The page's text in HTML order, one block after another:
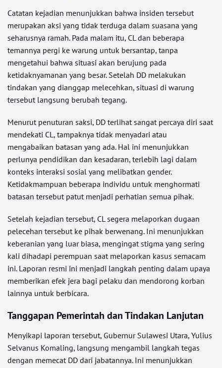
Catatan kejadian menunjukkan bahwa insiden tersebut
merupakan aksi yang tidak terduga dalam suasana yang
seharusnya ramah. Pada malam itu, CL dan beberapa
temannya pergi ke warung untuk bersantap, tanpa
mengetahui bahwa situasi akan berujung pada
ketidaknyamanan yang besar. Setelah DD melakukan
tindakan yang dianggap melecehkan, situasi di warung
tersebut langsung berubah tegang.
Menurut penuturan saksi, DD terlihat sangat percaya diri saat
mendekati CL, tampaknya tidak menyadari atau
mengabaikan batasan yang ada. Hal ini menunjukkan
perlunya pendidikan dan kesadaran, terlebih lagi dalam
konteks interaksi sosial yang melibatkan gender.
Ketidakmampuan beberapa individu untuk menghormati
batasan tersebut patut menjadi perhatian semua pihak.
Setelah kejadian tersebut, CL segera melaporkan dugaan
pelecehan tersebut ke pihak berwenang. Ini menunjukkan
keberanian yang luar biasa, mengingat stigma yang sering
kali dihadapi perempuan saat melaporkan kasus semacam
ini. Laporan resmi ini menjadi langkah penting dalam upaya
memberikan efek jera bagi pelaku dan mendorong korban
lainnya untuk berbicara.
Tanggapan Pemerintah dan Tindakan Lanjutan
Menyikapi laporan tersebut, Gubernur Sulawesi Utara, Yulius
Selvanus Komaling, langsung mengambil langkah tegas
dengan memecat DD dari jabatannya. Ini menunjukkan